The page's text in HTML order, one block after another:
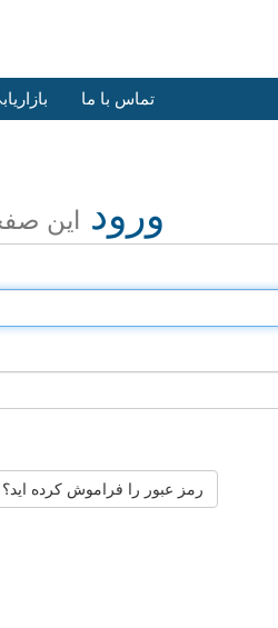
تماس با ما
ورود این
رمز عبور را فراموش کرده اید؟